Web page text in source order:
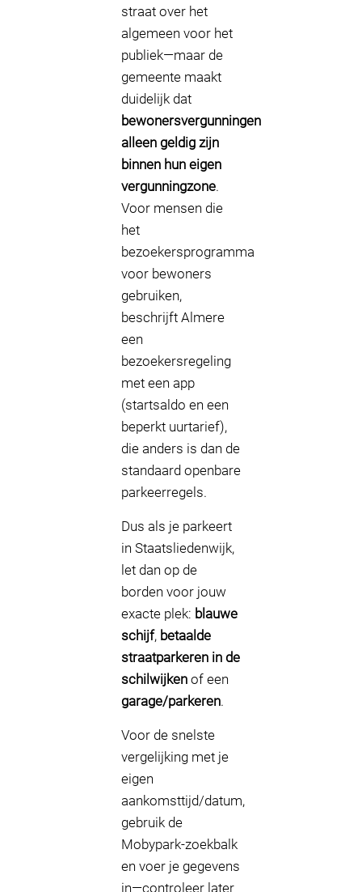
straat over het
algemeen voor het
publiek—maar de
gemeente maakt
duidelijk dat
bewonersvergunningen
alleen geldig zijn
binnen hun eigen
vergunningzone.
Voor mensen die
het
bezoekersprogramma
voor bewoners
gebruiken,
beschrijft Almere
een
bezoekersregeling
met een app
(startsaldo en een
beperkt uurtarief),
die anders is dan de
standaard openbare
parkeerregels.
Dus als je parkeert
in Staatsliedenwijk,
let dan op de
borden voor jouw
exacte plek: blauwe
schijf, betaalde
straatparkeren in de
schilwijken of een
garage/parkeren.
Voor de snelste
vergelijking met je
eigen
aankomsttijd/datum,
gebruik de
Mobypark-zoekbalk
en voer je gegevens
in—controleer later